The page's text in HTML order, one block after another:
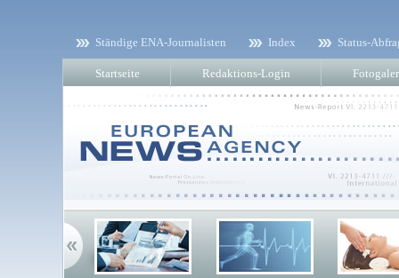
Ständige ENA-Journalisten Index Status-
Startseite Redaktions-Login